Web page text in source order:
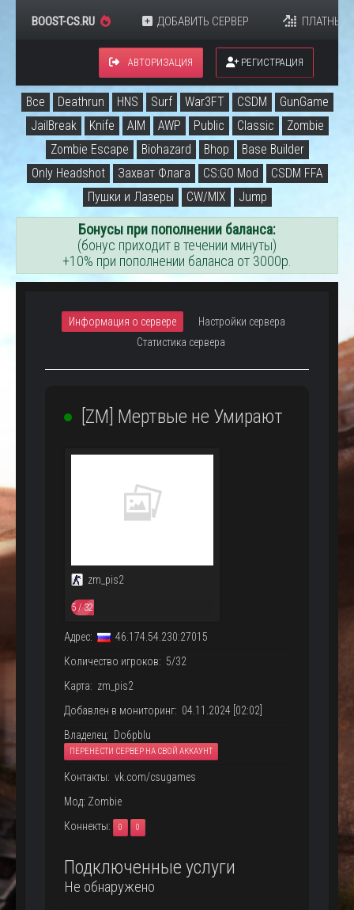
BOOST-CS.RU ДОБАВИТЬ СЕРВЕР ПЛАТНЫЕ
АВТОРИЗАЦИЯ РЕГИСТРАЦИЯ
Все Deathrun HNS Surf War3FT CSDM
GunGame
JailBreak
Knife AIM AWP Public Classic
Zombie
Zombie Escape
Biohazard Bhop
Base Builder
Only Headshot
Захват Флага CS:GO Mod
CSDM FFA
Пушки и Лазеры
CW/MIX Jump
Бонусы при пополнении баланса:
(бонус приходит в течении минуты)
+10% при пополнении баланса от 3000р.
Информация о сервере
Настройки сервера
Статистика сервера
[ZM] Мертвые не Умирают
zm_pis2
5 / 32
Адрес:
46.174.54.230:27015
Количество игроков: 5/32
Карта: zm_pis2
Добавлен в мониторинг: 04.11.2024 [02:02]
Владелец: Do6pbIu
ПЕРЕНЕСТИ СЕРВЕР НА СВОЙ АККАУНТ
Контакты: vk.com/csugames
Мод: Zombie
Коннекты:
0 0
Подключенные услуги
Не обнаружено